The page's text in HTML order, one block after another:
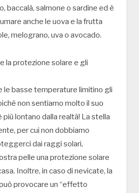
baccalà, salmone o sardine ed è
anche le uova e la frutta
melograno, uva o avocado.
la protezione solare e gli
le basse temperature limitino gli
non sentiamo molto il suo
più lontano dalla realtà! La stella
per cui non dobbiamo
dai raggi solari,
pelle una protezione solare
Inoltre, in caso di nevicate, la
provocare un “effetto